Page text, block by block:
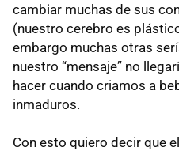
cambiar muchas de sus
(nuestro cerebro es
embargo muchas otras
nuestro “mensaje” no
hacer cuando criamos a
inmaduros.
Con esto quiero decir que